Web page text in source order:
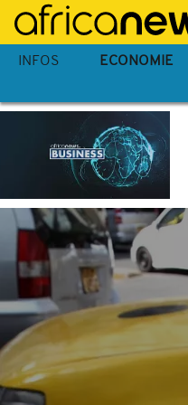
Passer
au
contenu
INFOS ECONOMIE